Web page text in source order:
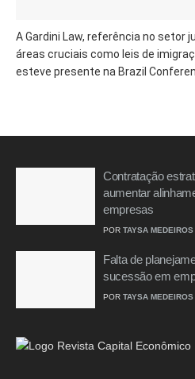
A Gardini Law, referência no setor
áreas cruciais como leis de
esteve presente na Brazil
Contratação
aumentar
empresas
POR TAYSA MEDEIROS
Falta de
sucessão em
POR TAYSA MEDEIROS